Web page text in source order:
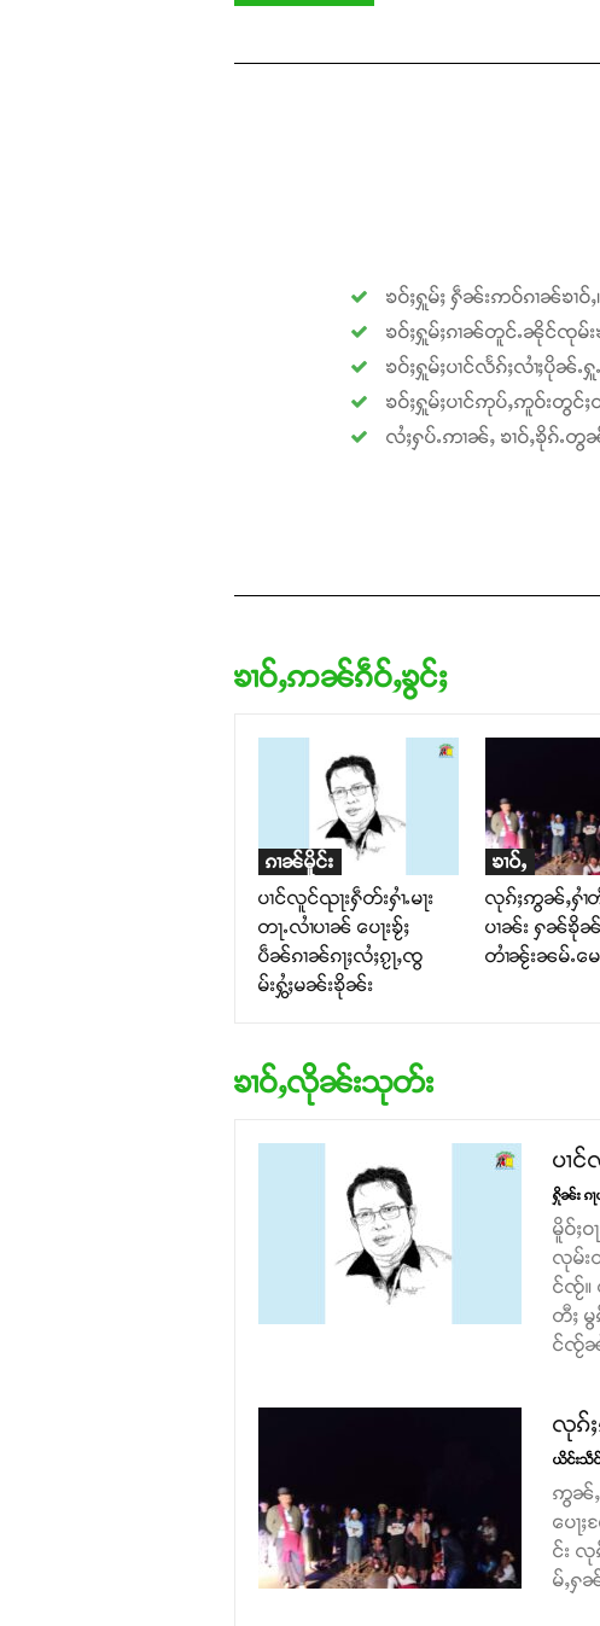
ၶဝ်ႈႁူမ်ႈ ႁဵၼ်းဢဝ်ၵၢၼ်ၶၢဝ်
ၶဝ်ႈႁူမ်ႈၵၢၼ်တူင်ႉၼိုင်ၸုမ်း
ၶဝ်ႈႁူမ်ႈပၢင်လႅၵ်ႈလၢႆႈပိုၼ်
ၶဝ်ႈႁူမ်ႈပၢင်ဢုပ်ႇဢူဝ်းတွင်ႈထ
လႆႈႁပ်ႉဢၢၼ်ႇ ၶၢဝ်ႇၶိုၵ်ႉ
ၶၢဝ်ႇဢၼ်ၵဵဝ်ႇၶွင်ႈ
ၵၢၼ်မိူင်း
ပၢင်လူင်ၺႃးႁဵတ်းႁၢႆႉမႃး
တႃႉလၢႆပၢၼ် ​​ပေႃးၶႂ်ႈ
ပဵၼ်ၵၢၼ်ၵႃႈလႆႈၵႂႃႇၸွ
မ်းႁွႆႈမၼ်းၶိုၼ်း
ၶၢဝ်ႇ
လုၵ်ႈဢွၼ်ႇႁၢႆ
ပၢၼ်း ႁၼ်ၶို
တၢႆၼႂ်းၼမ်ႉမေ
ၶၢဝ်ႇလိုၼ်းသုတ်း
ပၢင်
ႁိုၼ်း ၵႃ
မိူဝ်ႈ
လုမ်း
င်ၸႂ်။
တီႈ မွ
င်ၸႂ်ၼႆ
လုၵ်
ယိင်းသဵဝ်
ဢွၼ်ႇ
ပေႃ
င်း လု
မ်ႇႁ